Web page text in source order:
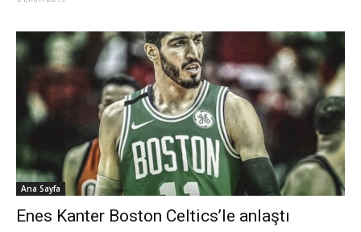
Ana Sayfa
Enes Kanter Boston Celtics’le anlaştı